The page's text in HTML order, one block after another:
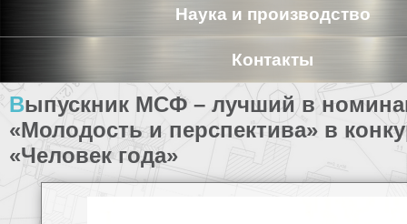
Наука и производство
Контакты
Выпускник МСФ – лучший в номинации
«Молодость и перспектива» в
«Человек года»